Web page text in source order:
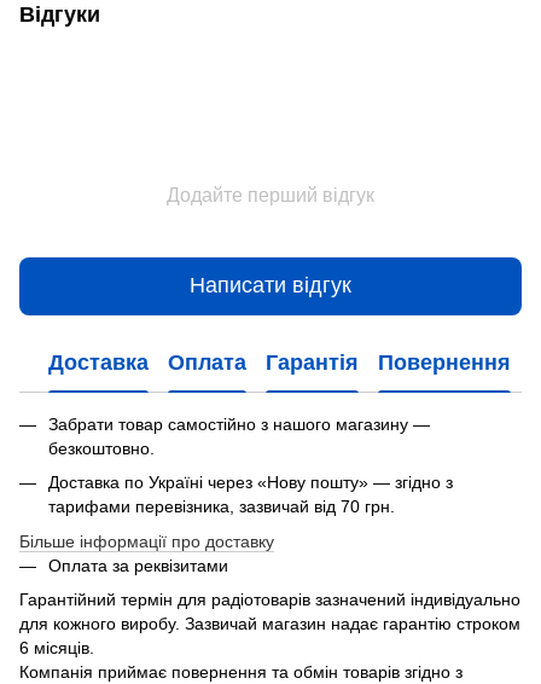
Відгуки
Додайте перший відгук
Написати відгук
Доставка Оплата Гарантія Повернення
Забрати товар самостійно з нашого магазину —
безкоштовно.
Доставка по Україні через «Нову пошту» — згідно з
тарифами перевізника, зазвичай від 70 грн.
Більше інформації про доставку
Оплата за реквізитами
Гарантійний термін для радіотоварів зазначений індивідуально
для кожного виробу. Зазвичай магазин надає гарантію строком
6 місяців.
Компанія приймає повернення та обмін товарів згідно з